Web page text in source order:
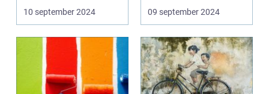
10 september 2024
reflekte...
09 september 2024